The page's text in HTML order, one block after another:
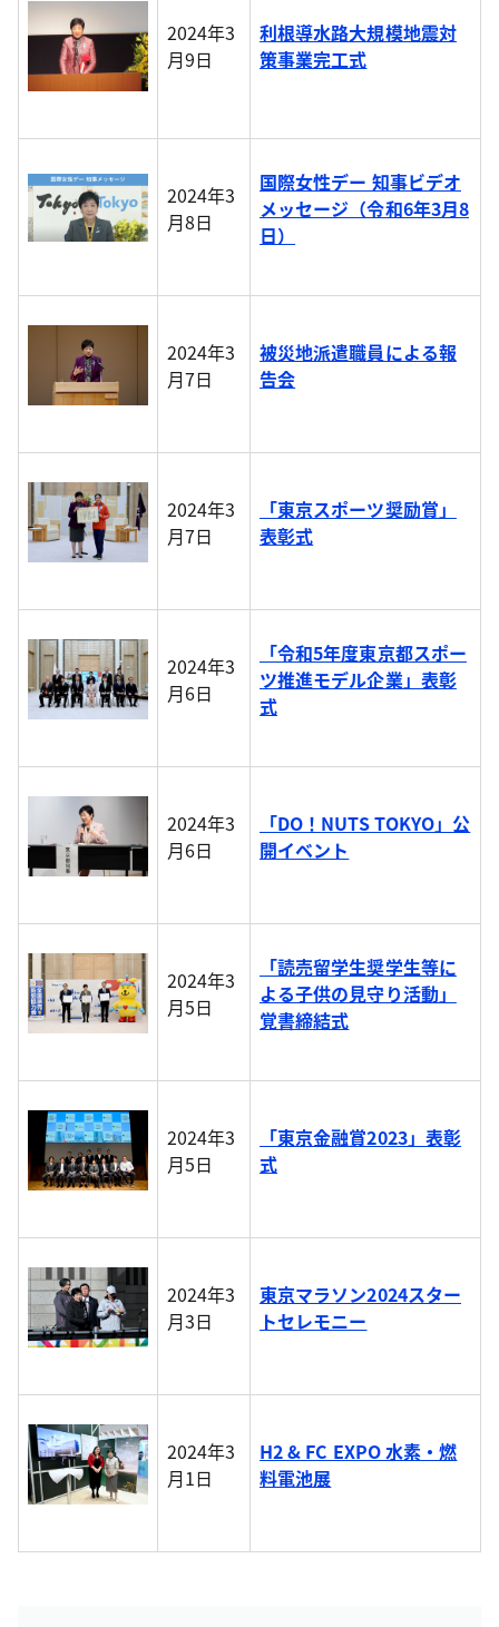
2024年3
月9日
利根導水路大規模地震対
策事業完工式
2024年3
月8日
国際女性デー 知事ビデオ
メッセージ（令和6年3月8
日）
2024年3
月7日
被災地派遣職員による報
告会
2024年3
月7日
「東京スポーツ奨励賞」
表彰式
2024年3
月6日
「令和5年度東京都スポー
ツ推進モデル企業」表彰
式
2024年3
月6日
「DO！NUTS TOKYO」公
開イベント
2024年3
月5日
「読売留学生奨学生等に
よる子供の見守り活動」
覚書締結式
2024年3
月5日
「東京金融賞2023」表彰
式
2024年3
月3日
東京マラソン2024スター
トセレモニー
2024年3
月1日
H2 & FC EXPO 水素・燃
料電池展